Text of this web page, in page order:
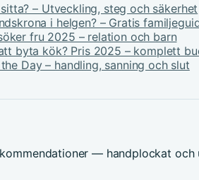
– Utveckling, steg och säkerhet
i helgen? – Gratis
fru 2025 – relation och barn
byta kök? Pris 2025 – komplett
Day – handling, sanning och slut
— handplockat